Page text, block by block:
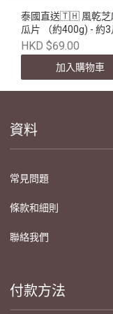
泰國直送🇹🇭 風乾芝
瓜片 （約400g) - 約3
到港 (截單日期：1月
HKD $69.00
加入購物車
資料
常見問題
條款和細則
聯絡我們
付款方法